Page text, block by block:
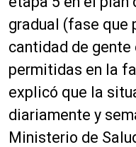
gradual (fase que
cantidad de
permitidas en la
explicó que la
diariamente y
Ministerio de